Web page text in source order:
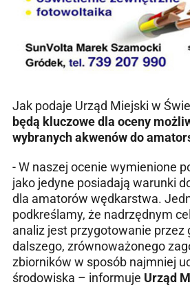
Jak podaje Urząd Miejski w
będą kluczowe dla oceny
wybranych akwenów do
- W naszej ocenie wymienione
jako jedyne posiadają warunki
dla amatorów wędkarstwa.
podkreślamy, że nadrzędnym
analiz jest przygotowanie przez
dalszego, zrównoważonego
zbiorników w sposób najmniej
środowiska – informuje Urząd